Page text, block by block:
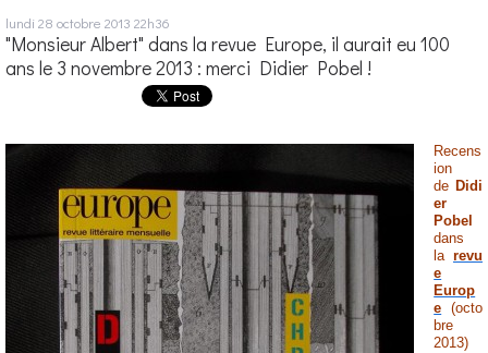
lundi 28 octobre 2013 22h36
"Monsieur Albert" dans la revue Europe, il aurait eu 100
ans le 3 novembre 2013 : merci Didier Pobel !
Recens
ion
de Didi
er
Pobel
dans
la revu
e
Europ
e (octo
bre
2013)